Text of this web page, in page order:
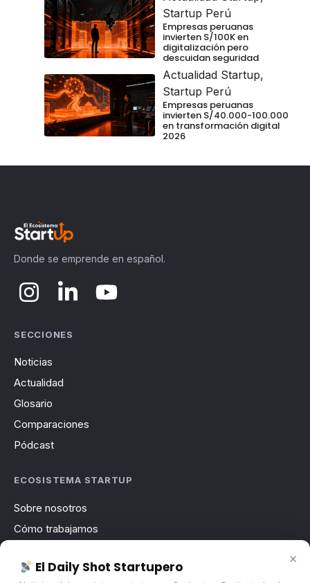
Startup Perú
Empresas peruanas
invierten S/100K en
digitalización pero
descuidan seguridad
Actualidad Startup,
Startup Perú
Empresas peruanas
invierten S/40.000-100.000
en transformación digital
2026
Donde se emprende en español.
SECCIONES
Noticias
Actualidad
Glosario
Comparaciones
Pódcast
ECOSISTEMA STARTUP
Sobre nosotros
Cómo trabajamos
Contacto
×
El Daily Shot Startupero